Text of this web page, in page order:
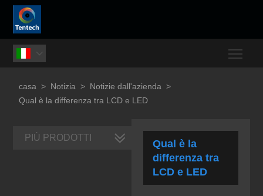

casa > Notizia > Notizie dall'azienda >
Qual è la differenza tra LCD e LED
Qual è la
differenza tra
LCD e LED
PIÙ PRODOTTI